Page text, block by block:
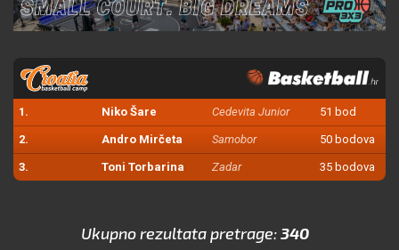
1. Niko Šare Cedevita Junior 51 bod
2. Andro Mirčeta Samobor 50 bodova
3. Toni Torbarina Zadar 35 bodova
Ukupno rezultata pretrage:340